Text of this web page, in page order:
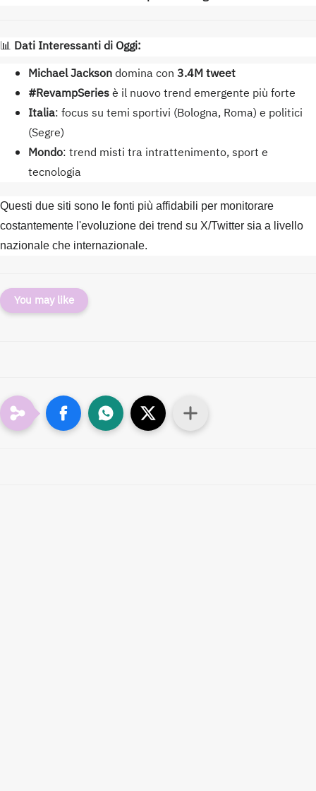
📊 Dati Interessanti di Oggi:
Michael Jacksondomina con 3.4M tweet
#RevampSeriesè il nuovo trend emergente più forte
Italia: focus su temi sportivi (Bologna, Roma) e politici
(Segre)
Mondo: trend misti tra intrattenimento, sport e
tecnologia
Questi due siti sono le fonti più affidabili per monitorare
costantemente l'evoluzione dei trend su X/Twitter sia a livello
nazionale che internazionale.
You may like